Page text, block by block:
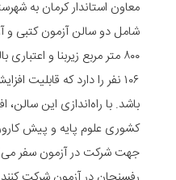
معاون استاندار کرمان به
شامل دو سالن آزمون کتبی
باشد. با راه‌اندازی این
کشوری علوم پایه و پیش
جهت شرکت در آزمون سفر می